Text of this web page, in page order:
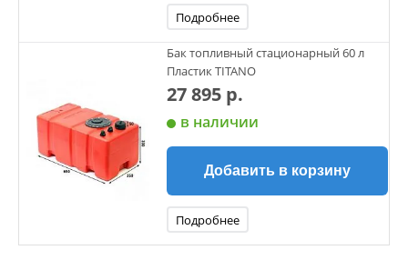
Подробнее
Бак топливный стационарный 60 л
Пластик TITANO
27 895 р.
в наличии
Добавить в корзину
Подробнее